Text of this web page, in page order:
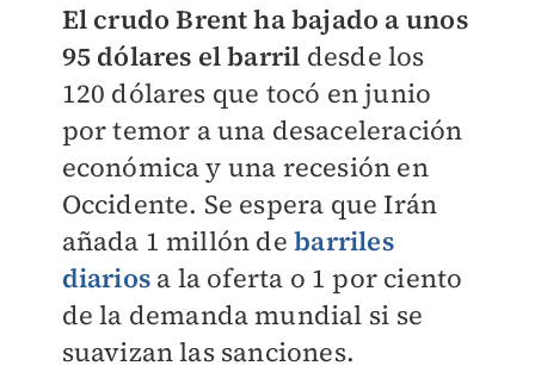
El crudo Brent ha bajado a unos
95 dólares el barril desde los
120 dólares que tocó en junio
por temor a una desaceleración
económica y una recesión en
Occidente. Se espera que Irán
añada 1 millón debarriles
diariosa la oferta o 1 por ciento
de la demanda mundial si se
suavizan las sanciones.